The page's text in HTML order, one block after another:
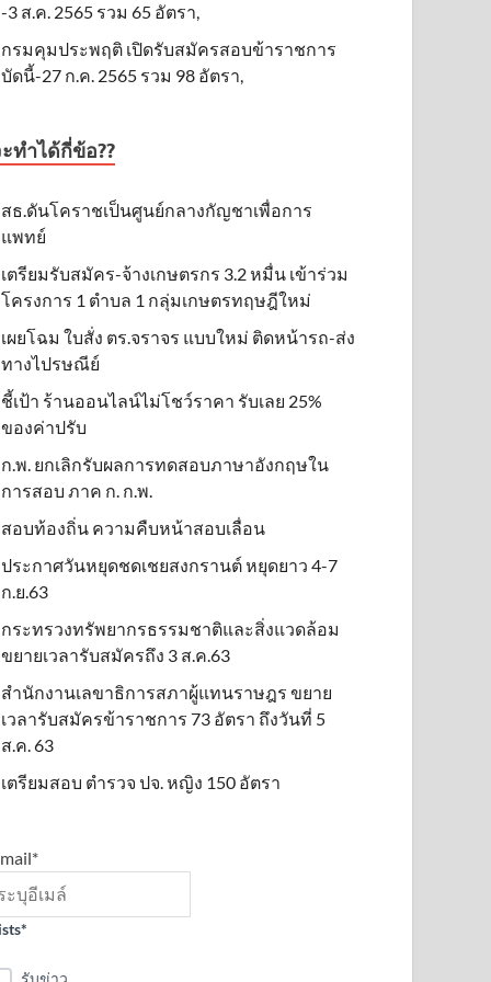
-3 ส.ค. 2565 รวม 65 อัตรา,
กรมคุมประพฤติ เปิดรับสมัครสอบข้าราชการ
บัดนี้-27 ก.ค. 2565 รวม 98 อัตรา,
ทำได้กี่ข้อ??
สธ.ดันโคราชเป็นศูนย์กลางกัญชาเพื่อการ
แพทย์
เตรียมรับสมัคร-จ้างเกษตรกร 3.2 หมื่น เข้าร่วม
โครงการ 1 ตำบล 1 กลุ่มเกษตรทฤษฎีใหม่
เผยโฉม ใบสั่ง ตร.จราจร แบบใหม่ ติดหน้ารถ-ส่ง
ทางไปรษณีย์
ชี้เป้า ร้านออนไลน์ไม่โชว์ราคา รับเลย 25%
ของค่าปรับ
ก.พ. ยกเลิกรับผลการทดสอบภาษาอังกฤษใน
การสอบ ภาค ก. ก.พ.
สอบท้องถิ่น ความคืบหน้าสอบเลื่อน
ประกาศวันหยุดชดเชยสงกรานต์ หยุดยาว 4-7
ก.ย.63
กระทรวงทรัพยากรธรรมชาติและสิ่งแวดล้อม
ขยายเวลารับสมัครถึง 3 ส.ค.63
สำนักงานเลขาธิการสภาผู้แทนราษฎร ขยาย
เวลารับสมัครข้าราชการ 73 อัตรา ถึงวันที่ 5
ส.ค. 63
เตรียมสอบ ตำรวจ ปจ. หญิง 150 อัตรา
รับข่าว